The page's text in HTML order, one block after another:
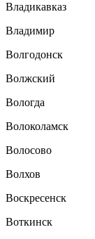
Владикавказ
Владимир
Волгодонск
Волжский
Вологда
Волоколамск
Волосово
Волхов
Воскресенск
Воткинск